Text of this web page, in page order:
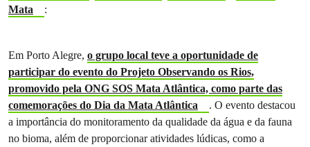
Mata
:
Em Porto Alegre, o grupo local teve a oportunidade de
participar do evento do Projeto Observando os Rios,
promovido pela ONG SOS Mata Atlântica, como parte das
comemorações do Dia da Mata Atlântica
. O evento destacou
a importância do monitoramento da qualidade da água e da fauna
no bioma, além de proporcionar atividades lúdicas, como a